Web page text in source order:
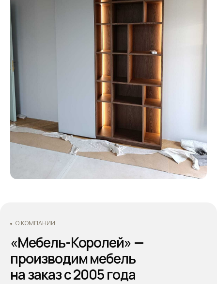
до установки. За годы работы реализовали сотни
проектов, поэтому точно понимаем, как сделать
мебель, которая будет удобной в использовании
и прослужит долгие годы. Подходим к задаче
системно: учитываем планировку, потребности
и бюджет клиента. Перед запуском показываем
проект и фиксируем стоимость — вы заранее
понимаете результат и не сталкиваетесь
с неожиданными расходами.
Оформляйте заказ по телефону: +7 (495) 744 74 20.
Наши специалисты проконсультируют Вас по всем
интересующим вопросам, а также помогут
составить дизайн-проект и подобрать все
необходимые материалы для будущей кухни.
Основатели - Всеволод и Татьяна Король